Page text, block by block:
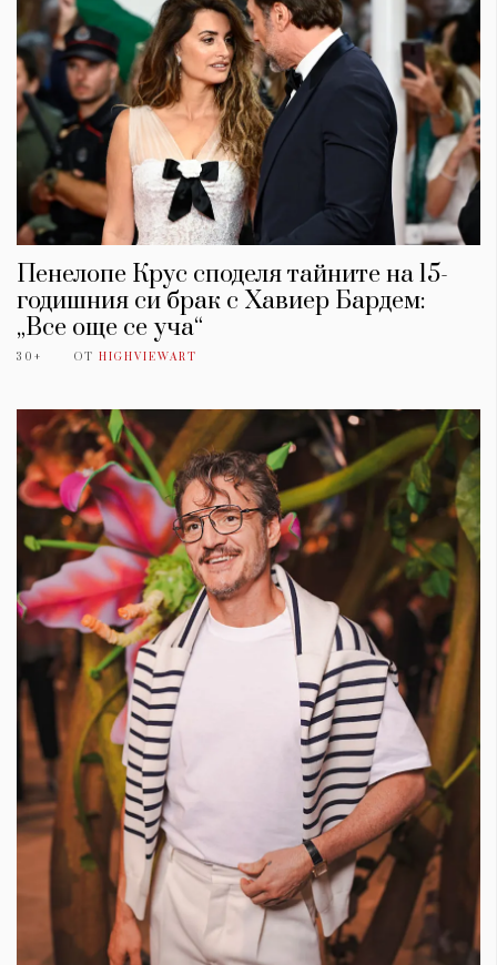
Пенелопе Крус споделя тайните на 15-
годишния си брак с Хавиер Бардем:
„Все още се уча“
30+ ОТ HIGHVIEWART